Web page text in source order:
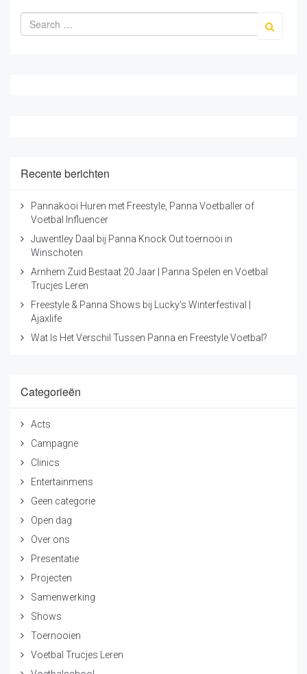
Recente berichten
Pannakooi Huren met Freestyle, Panna Voetballer of
Voetbal Influencer
Juwentley Daal bij Panna Knock Out toernooi in
Winschoten
Arnhem Zuid Bestaat 20 Jaar | Panna Spelen en Voetbal
Trucjes Leren
Freestyle & Panna Shows bij Lucky's Winterfestival |
Ajaxlife
Wat Is Het Verschil Tussen Panna en Freestyle Voetbal?
Categorieën
Acts
Campagne
Clinics
Entertainmens
Geen categorie
Open dag
Over ons
Presentatie
Projecten
Samenwerking
Shows
Toernooien
Voetbal Trucjes Leren